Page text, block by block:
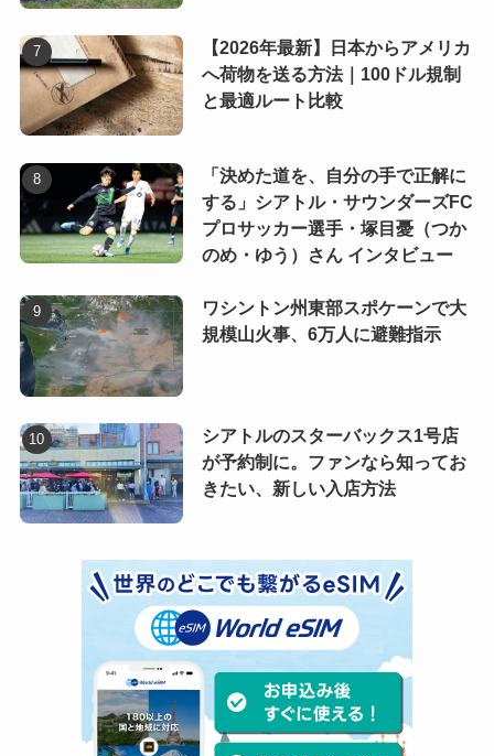
【2026年最新】日本からアメリカ
へ荷物を送る方法｜100ドル規制
と最適ルート比較
「決めた道を、自分の手で正解に
する」シアトル・サウンダーズFC
プロサッカー選手・塚目憂（つか
のめ・ゆう）さん インタビュー
ワシントン州東部スポケーンで大
規模山火事、6万人に避難指示
シアトルのスターバックス1号店
が予約制に。ファンなら知ってお
きたい、新しい入店方法